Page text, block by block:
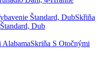
Skřiňa
Dub
Skriňa S Otočnými